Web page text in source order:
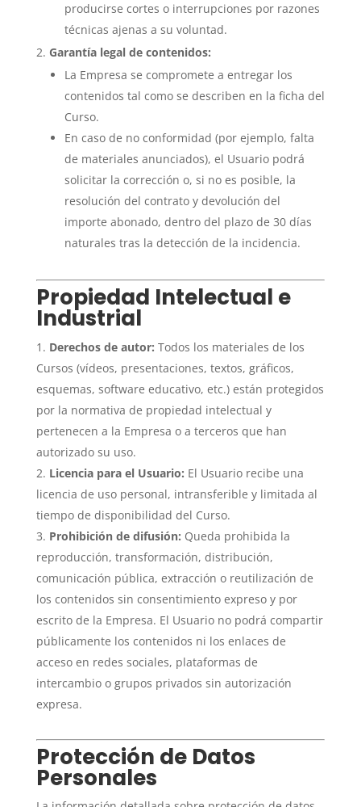
producirse cortes o interrupciones por razones
técnicas ajenas a su voluntad.
Garantía legal de contenidos:
La Empresa se compromete a entregar los
contenidos tal como se describen en la ficha del
Curso.
En caso de no conformidad (por ejemplo, falta
de materiales anunciados), el Usuario podrá
solicitar la corrección o, si no es posible, la
resolución del contrato y devolución del
importe abonado, dentro del plazo de 30 días
naturales tras la detección de la incidencia.
Propiedad Intelectual e
Industrial
Derechos de autor: Todos los materiales de los
Cursos (vídeos, presentaciones, textos, gráficos,
esquemas, software educativo, etc.) están protegidos
por la normativa de propiedad intelectual y
pertenecen a la Empresa o a terceros que han
autorizado su uso.
Licencia para el Usuario: El Usuario recibe una
licencia de uso personal, intransferible y limitada al
tiempo de disponibilidad del Curso.
Prohibición de difusión: Queda prohibida la
reproducción, transformación, distribución,
comunicación pública, extracción o reutilización de
los contenidos sin consentimiento expreso y por
escrito de la Empresa. El Usuario no podrá compartir
públicamente los contenidos ni los enlaces de
acceso en redes sociales, plataformas de
intercambio o grupos privados sin autorización
expresa.
Protección de Datos
Personales